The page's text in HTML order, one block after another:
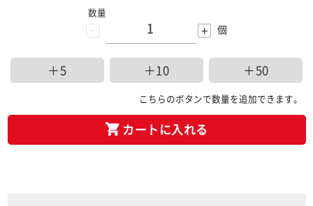
-
数量
+ 個
＋5 ＋10 ＋50
こちらのボタンで数量を追加できます。
カートに入れる